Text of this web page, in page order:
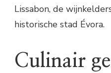
Lissabon, de
historische stad Évora.
Culinair